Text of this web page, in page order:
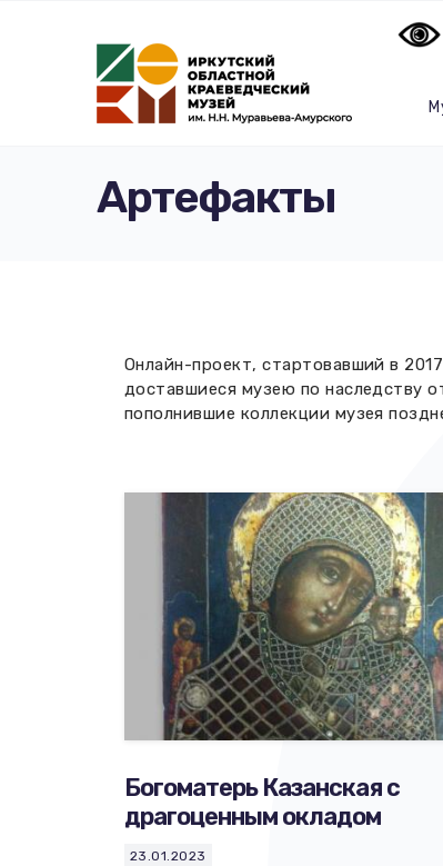
Артефакты
Онлайн-проект, стартовавший в
доставшиеся музею по наследству
пополнившие коллекции музея
Богоматерь Казанская с
драгоценным окладом
23.01.2023